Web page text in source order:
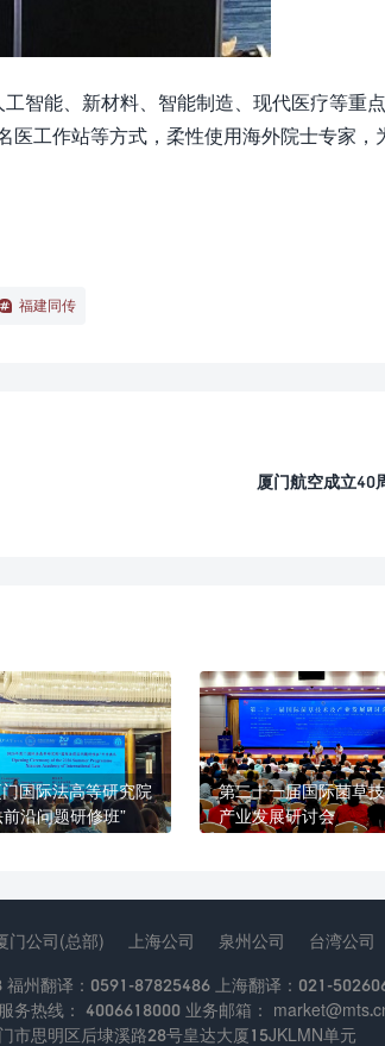
智能、新材料、智能制造、现代医疗等重
医工作站等方式，柔性使用海外院士专家，
福建同传
厦门航空成立40
国际法高等研究院
前沿问题研修班”
第二十一届国际菌草
产业发展研讨会
门公司(总部) 上海公司 泉州公司 台湾公司
州翻译：0591-87825486 上海翻译：021-
务热线： 4006618000 业务邮箱：
市思明区后埭溪路28号皇达大厦15JKLMN单元